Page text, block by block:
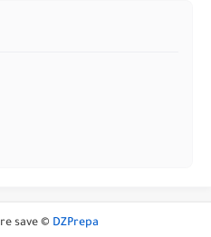
save © DZPrepa